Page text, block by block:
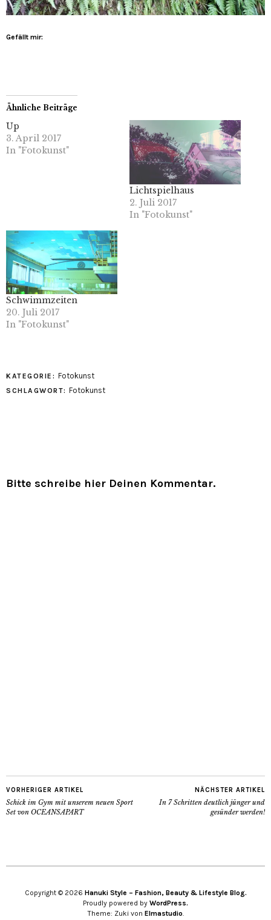
Gefällt mir:
Ähnliche Beiträge
Up
3. April 2017
In "Fotokunst"
Lichtspielhaus
2. Juli 2017
In "Fotokunst"
Schwimmzeiten
20. Juli 2017
In "Fotokunst"
KATEGORIE: Fotokunst
SCHLAGWORT: Fotokunst
Bitte schreibe hier Deinen Kommentar.
VORHERIGER ARTIKEL
Schick im Gym mit unserem neuen Sport
Set von OCEANSAPART
NÄCHSTER ARTIKEL
In 7 Schritten deutlich jünger und
gesünder werden!
Copyright © 2026 Hanuki Style – Fashion, Beauty & Lifestyle Blog.
Proudly powered by WordPress.
Theme: Zuki von Elmastudio